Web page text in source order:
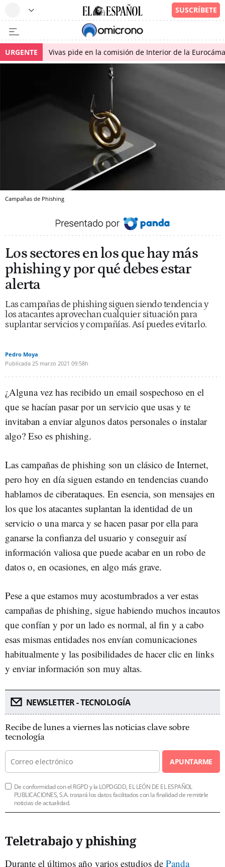
URGENTE Vivas pide en la comisión de Interior de la
Campañas de Phishing
Los sectores en los que hay más
phishing y por qué debes estar
alerta
Las campañas de phishing siguen siendo tendencia y
los atacantes aprovechan cualquier situación para
suplantar servicios y compañías. Así puedes evitarlo.
Pedro Moya
Publicada 25 marzo 2021 09:58h
¿Alguna vez has recibido un email sospechoso en el
que se hacían pasar por un servicio que usas y te
invitaban a enviar algunos datos personales o instalar
algo? Eso es phishing.
Las campañas de phishing son un clásico de Internet,
pero hoy en día siguen estando en tendencias cuando
hablamos de ciberataques. En esencia, son mensajes en
los que los atacantes suplantan la identidad de un
servicio o una marca y se hacen pasar por ella para
ganarse la confianza del usuario y conseguir así
información valiosa que puede acabar en un robo de
datos o, en ocasiones, en algo más grave.
Pese a que estamos muy acostumbrados a ver estas
campañas de phishing, sigue habiendo muchos incautos
que confían y por un lado es normal, al fin y a cabo
esas mismas entidades nos envían comunicaciones
habitualmente y las posibilidades de hacer clic en links
y enviar información son muy altas.
NEWSLETTER - TECNOLOGÍA
Recibe de lunes a viernes las noticias clave sobre
tecnología
APUNTARME
De conformidad con el RGPD y la LOPDGDD, EL LEÓN DE EL ESPAÑOL
PUBLICACIONES, S.A. tratará los datos facilitados con la finalidad de remitirle
noticias de actualidad.
Teletrabajo y phishing
Durante el últimos año varios estudios de Panda